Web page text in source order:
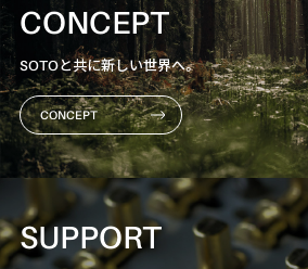
CONCEPT
SOTOと共に新しい世界へ。
CONCEPT
SUPPORT